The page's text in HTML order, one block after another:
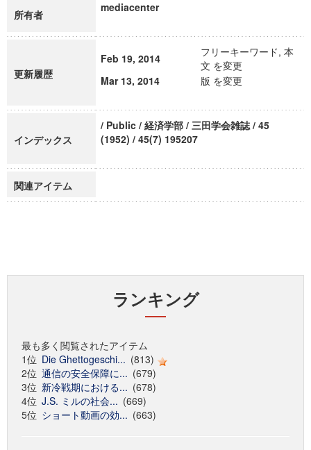
所有者
mediacenter
更新履歴
Feb 19, 2014
フリーキーワード, 本
文 を変更
Mar 13, 2014
版 を変更
インデックス
/ Public / 経済学部 / 三田学会雑誌 / 45
(1952) / 45(7) 195207
関連アイテム
ランキング
最も多く閲覧されたアイテム
1位 Die Ghettogeschi... (813)
2位 通信の安全保障に... (679)
3位 新冷戦期における... (678)
4位 J.S. ミルの社会... (669)
5位 ショート動画の効... (663)